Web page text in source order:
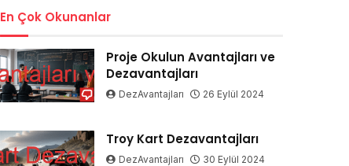
En Çok Okunanlar
Proje Okulun Avantajları ve
Dezavantajları
DezAvantajları 26 Eylül 2024
Troy Kart Dezavantajları
DezAvantajları 30 Eylül 2024